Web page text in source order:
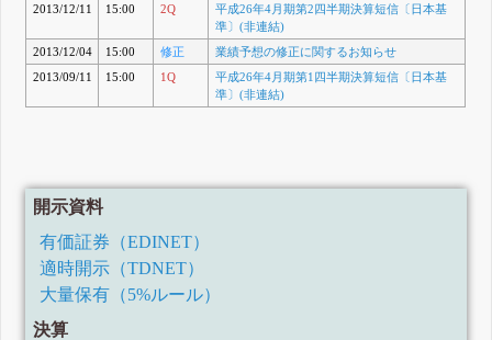
2013/12/11
15:00 2Q
平成26年4月期第2四半期決算短信〔日本基
準〕(非連結)
2013/12/04
15:00 修正
業績予想の修正に関するお知らせ
2013/09/11
15:00 1Q
平成26年4月期第1四半期決算短信〔日本基
準〕(非連結)
開示資料
有価証券（EDINET）
適時開示（TDNET）
大量保有（5%ルール）
決算